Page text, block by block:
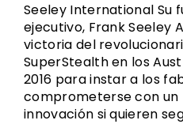
Seeley International Su
ejecutivo, Frank Seeley
victoria del
SuperStealth en los
2016 para instar a los
comprometerse con
innovación si quieren